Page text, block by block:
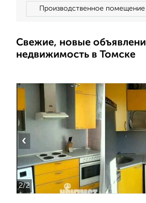
Производственное помещение
Свежие, новые
недвижимость в Томске
2/2
‹